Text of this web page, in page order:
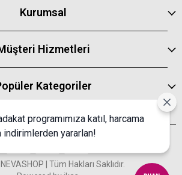
Kurumsal
Hizmetleri
Kategoriler
| Tüm Hakları Saklıdır.
programımıza katıl, harcama
indirimlerden yararlan!